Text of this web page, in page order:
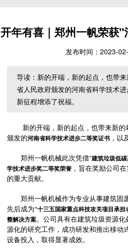
开年有喜｜郑州一帆荣获
发布时间：2023-
导读：新的开端，新的起点，也带
省人民政府颁发的河南省科学技术
新征程增添了祝福。
新的开端，新的起点，也带来新的
颁发的河南省科学技术进步二等奖证书 ，以
郑州一帆机械此次凭借“建筑垃圾低
学技术进步奖二等奖荣誉 ，旨在奖励公司
的重大贡献。
郑州一帆机械作为专业从事建筑固废
先后成为“十三五国家重点科技攻关项目承
整解决方案。公司具有在建筑垃圾资源
源化的研究工作，成功研发和推出移动
设备投入，取得显著成效。